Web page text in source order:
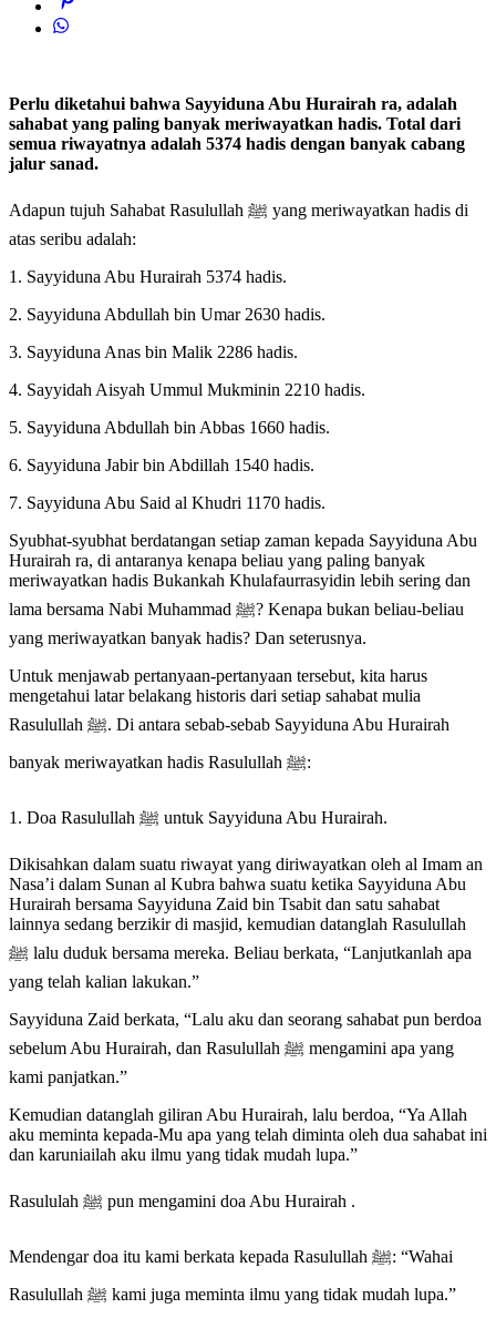
Perlu diketahui bahwa Sayyiduna Abu Hurairah ra, adalah
sahabat yang paling banyak meriwayatkan hadis. Total dari
semua riwayatnya adalah 5374 hadis dengan banyak cabang
jalur sanad.
Adapun tujuh Sahabat Rasulullah ﷺ yang meriwayatkan hadis di
atas seribu adalah:
1. Sayyiduna Abu Hurairah 5374 hadis.
2. Sayyiduna Abdullah bin Umar 2630 hadis.
3. Sayyiduna Anas bin Malik 2286 hadis.
4. Sayyidah Aisyah Ummul Mukminin 2210 hadis.
5. Sayyiduna Abdullah bin Abbas 1660 hadis.
6. Sayyiduna Jabir bin Abdillah 1540 hadis.
7. Sayyiduna Abu Said al Khudri 1170 hadis.
Syubhat-syubhat berdatangan setiap zaman kepada Sayyiduna Abu
Hurairah ra, di antaranya kenapa beliau yang paling banyak
meriwayatkan hadis Bukankah Khulafaurrasyidin lebih sering dan
lama bersama Nabi Muhammad ﷺ? Kenapa bukan beliau-beliau
yang meriwayatkan banyak hadis? Dan seterusnya.
Untuk menjawab pertanyaan-pertanyaan tersebut, kita harus
mengetahui latar belakang historis dari setiap sahabat mulia
Rasulullah ﷺ. Di antara sebab-sebab Sayyiduna Abu Hurairah
banyak meriwayatkan hadis Rasulullah ﷺ:
1. Doa Rasulullah ﷺ untuk Sayyiduna Abu Hurairah.
Dikisahkan dalam suatu riwayat yang diriwayatkan oleh al Imam an
Nasa’i dalam Sunan al Kubra bahwa suatu ketika Sayyiduna Abu
Hurairah bersama Sayyiduna Zaid bin Tsabit dan satu sahabat
lainnya sedang berzikir di masjid, kemudian datanglah Rasulullah
ﷺ lalu duduk bersama mereka. Beliau berkata, “Lanjutkanlah apa
yang telah kalian lakukan.”
Sayyiduna Zaid berkata, “Lalu aku dan seorang sahabat pun berdoa
sebelum Abu Hurairah, dan Rasulullah ﷺ mengamini apa yang
kami panjatkan.”
Kemudian datanglah giliran Abu Hurairah, lalu berdoa, “Ya Allah
aku meminta kepada-Mu apa yang telah diminta oleh dua sahabat ini
dan karuniailah aku ilmu yang tidak mudah lupa.”
Rasululah ﷺ pun mengamini doa Abu Hurairah .
Mendengar doa itu kami berkata kepada Rasulullah ﷺ: “Wahai
Rasulullah ﷺ kami juga meminta ilmu yang tidak mudah lupa.”